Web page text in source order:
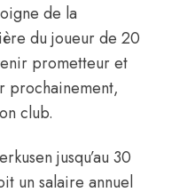
de la
du joueur de 20
prometteur et
prochainement,
club.
jusqu’au 30
un salaire annuel